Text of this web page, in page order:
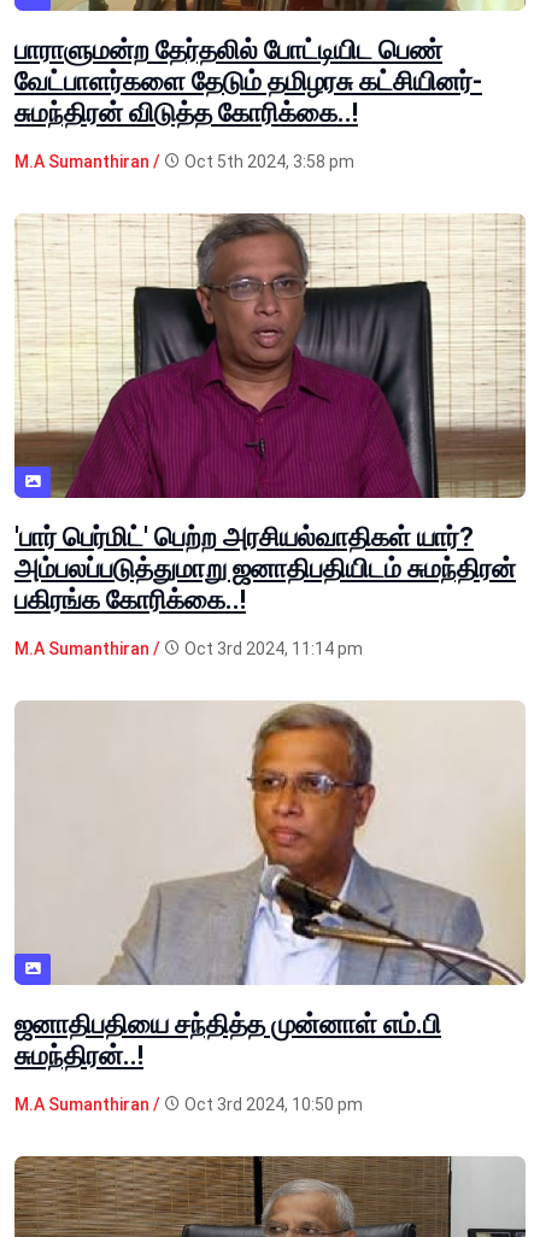
பாராளுமன்ற தேர்தலில் போட்டியிட பெண்
வேட்பாளர்களை தேடும் தமிழரசு கட்சியினர்-
சுமந்திரன் விடுத்த கோரிக்கை..!
M.A Sumanthiran / Oct 5th 2024, 3:58 pm
'பார் பெர்மிட்' பெற்ற அரசியல்வாதிகள் யார்?
அம்பலப்படுத்துமாறு ஜனாதிபதியிடம் சுமந்திரன்
பகிரங்க கோரிக்கை..!
M.A Sumanthiran / Oct 3rd 2024, 11:14 pm
ஜனாதிபதியை சந்தித்த முன்னாள் எம்.பி
சுமந்திரன்..!
M.A Sumanthiran / Oct 3rd 2024, 10:50 pm